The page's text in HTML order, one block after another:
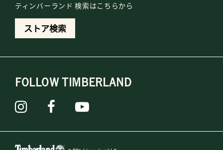
ティンバーランド 検索はこちらから
ストア検索
FOLLOW TIMBERLAND